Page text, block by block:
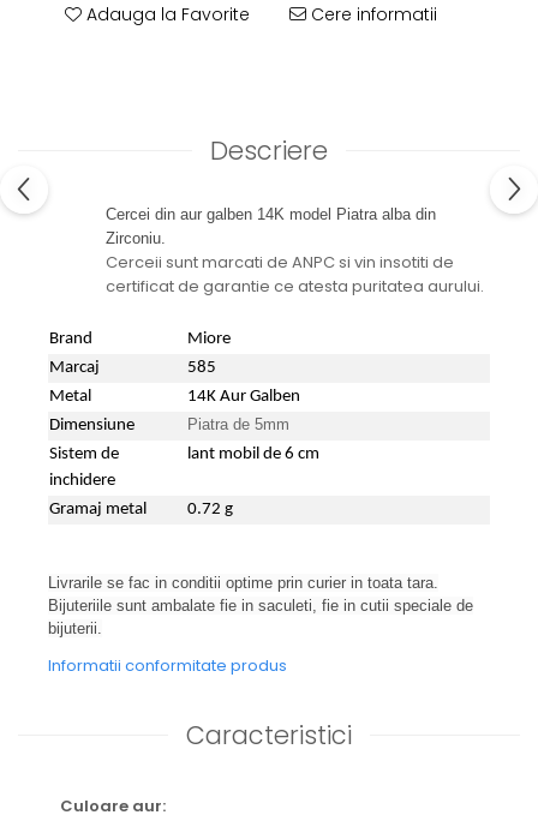
Adauga la Favorite Cere informatii
Descriere
Cercei din aur galben 14K model Piatra alba din
Zirconiu.
Cerceii sunt marcati de ANPC si vin insotiti de
certificat de garantie ce atesta puritatea aurului.
Brand
Miore
Marcaj
585
Metal
14K Aur Galben
Dimensiune
Piatra de 5mm
Sistem de
inchidere
lant mobil de 6 cm
Gramaj metal 0.72 g
Livrarile se fac in conditii optime prin curier in toata tara.
Bijuteriile sunt ambalate fie in saculeti, fie in cutii speciale de
bijuterii.
Informatii conformitate produs
Caracteristici
Culoare aur: